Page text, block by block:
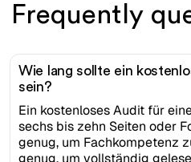
Frequently
Wie lang sollte ein
sein?
Ein kostenloses Audit für
sechs bis zehn Seiten oder
genug, um Fachkompetenz
genug, um vollständig